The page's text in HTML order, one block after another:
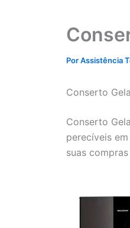
PorAssistência
Conserto
Conserto
perecíveis
suas